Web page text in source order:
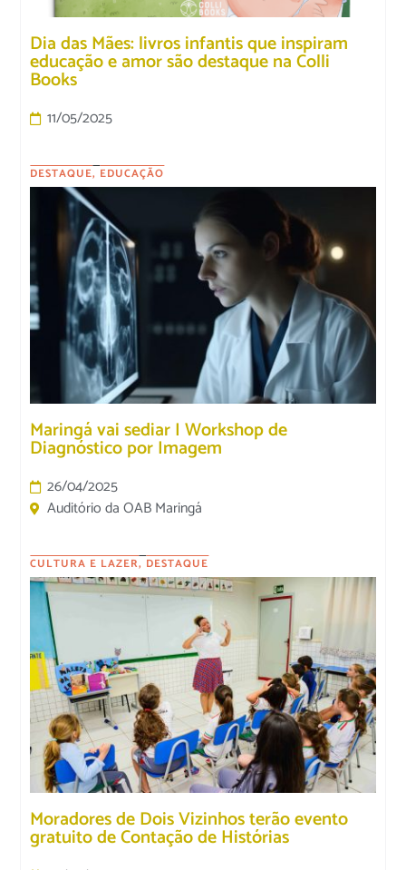
Dia das Mães: livros infantis que inspiram
educação e amor são destaque na Colli
Books
11/05/2025
DESTAQUE, EDUCAÇÃO
Maringá vai sediar I Workshop de
Diagnóstico por Imagem
26/04/2025
Auditório da OAB Maringá
CULTURA E LAZER, DESTAQUE
Moradores de Dois Vizinhos terão evento
gratuito de Contação de Histórias